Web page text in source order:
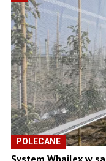
POLECANE
System Whailex w